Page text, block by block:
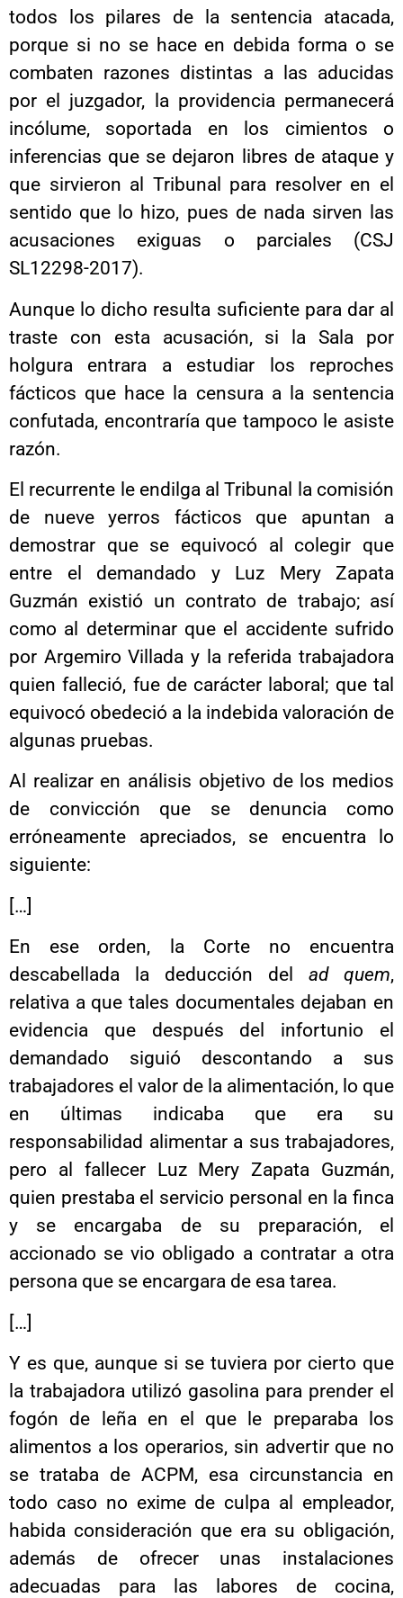
todos los pilares de la sentencia atacada,
porque si no se hace en debida forma o se
combaten razones distintas a las aducidas
por el juzgador, la providencia permanecerá
incólume, soportada en los cimientos o
inferencias que se dejaron libres de ataque y
que sirvieron al Tribunal para resolver en el
sentido que lo hizo, pues de nada sirven las
acusaciones exiguas o parciales (CSJ
SL12298-2017).
Aunque lo dicho resulta suficiente para dar al
traste con esta acusación, si la Sala por
holgura entrara a estudiar los reproches
fácticos que hace la censura a la sentencia
confutada, encontraría que tampoco le asiste
razón.
El recurrente le endilga al Tribunal la comisión
de nueve yerros fácticos que apuntan a
demostrar que se equivocó al colegir que
entre el demandado y Luz Mery Zapata
Guzmán existió un contrato de trabajo; así
como al determinar que el accidente sufrido
por Argemiro Villada y la referida trabajadora
quien falleció, fue de carácter laboral; que tal
equivocó obedeció a la indebida valoración de
algunas pruebas.
Al realizar en análisis objetivo de los medios
de convicción que se denuncia como
erróneamente apreciados, se encuentra lo
siguiente:
[…]
En ese orden, la Corte no encuentra
descabellada la deducción del ad quem,
relativa a que tales documentales dejaban en
evidencia que después del infortunio el
demandado siguió descontando a sus
trabajadores el valor de la alimentación, lo que
en últimas indicaba que era su
responsabilidad alimentar a sus trabajadores,
pero al fallecer Luz Mery Zapata Guzmán,
quien prestaba el servicio personal en la finca
y se encargaba de su preparación, el
accionado se vio obligado a contratar a otra
persona que se encargara de esa tarea.
[…]
Y es que, aunque si se tuviera por cierto que
la trabajadora utilizó gasolina para prender el
fogón de leña en el que le preparaba los
alimentos a los operarios, sin advertir que no
se trataba de ACPM, esa circunstancia en
todo caso no exime de culpa al empleador,
habida consideración que era su obligación,
además de ofrecer unas instalaciones
adecuadas para las labores de cocina,